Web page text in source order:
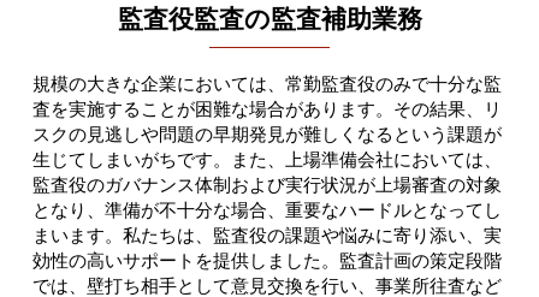
監査役監査の監査補助業務
規模の大きな企業においては、常勤監査役のみで十分な監
査を実施することが困難な場合があります。その結果、リ
スクの見逃しや問題の早期発見が難しくなるという課題が
生じてしまいがちです。また、上場準備会社においては、
監査役のガバナンス体制および実行状況が上場審査の対象
となり、準備が不十分な場合、重要なハードルとなってし
まいます。私たちは、監査役の課題や悩みに寄り添い、実
効性の高いサポートを提供しました。監査計画の策定段階
では、壁打ち相手として意見交換を行い、事業所往査など